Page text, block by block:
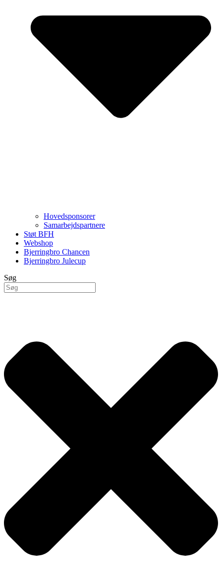
Hovedsponsorer
Samarbejdspartnere
Støt BFH
Webshop
Bjerringbro Chancen
Bjerringbro Julecup
Søg